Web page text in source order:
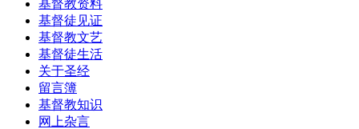
基督教资料
基督徒见证
基督教文艺
基督徒生活
关于圣经
留言簿
基督教知识
网上杂言